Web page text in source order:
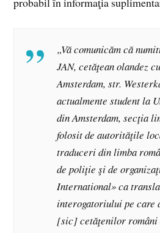
„Vă comunicăm că
JAN, cetăţean olandez
Amsterdam, str.
actualmente student la
din Amsterdam, secţia
folosit de autorităţile
traduceri din limba
de poliţie şi de
International» ca
interogatoriului pe care
[sic] cetăţenilor